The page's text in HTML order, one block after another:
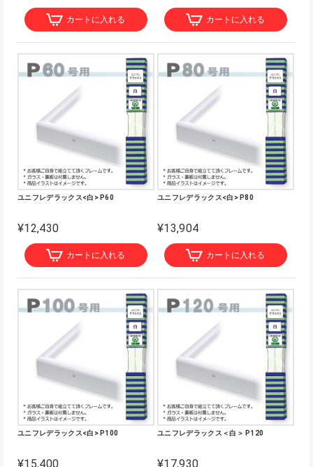
カートに入れる カートに入れる
ユニフレデラックス<白> P60
¥12,430
カートに入れる
ユニフレデラックス<白> P80
¥13,904
カートに入れる
ユニフレデラックス<白> P100
¥15,400
ユニフレデラックス＜白＞ P120
¥17,930